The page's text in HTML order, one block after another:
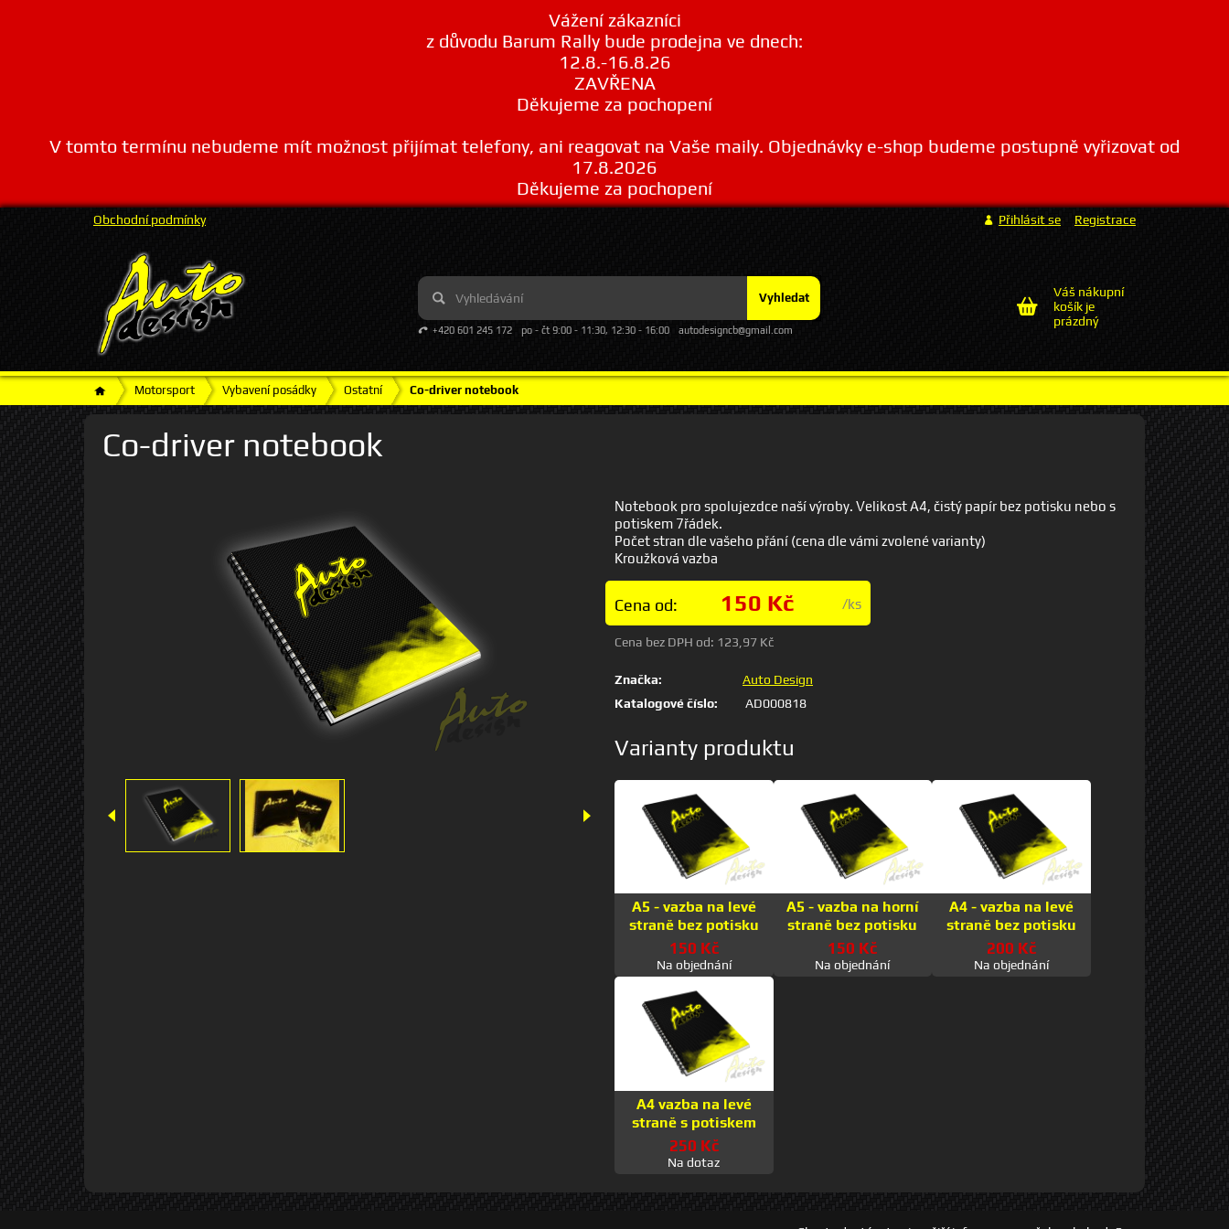
Vážení zákazníci
z důvodu Barum Rally bude prodejna ve dnech:
12.8.-16.8.26
ZAVŘENA
Děkujeme za pochopení
V tomto termínu nebudeme mít možnost přijímat telefony, ani reagovat na Vaše maily. Objednávky e-shop budeme postupně vyřizovat od
17.8.2026
Děkujeme za pochopení
Vyhledat
+420 601 245 172 po - čt 9:00 - 11:30, 12:30 - 16:00 autodesigncb@gmail.com
Obchodní podmínky Přihlásit se Registrace
Váš nákupní
košík je
prázdný
Motorsport Vybavení posádky Ostatní Co-driver notebook
Co-driver notebook
Notebook pro spolujezdce naší výroby. Velikost A4, čistý papír bez potisku nebo s
potiskem 7řádek.
Počet stran dle vašeho přání (cena dle vámi zvolené varianty)
Kroužková vazba
Cena od: 150 Kč /ks
Cena bez DPH od: 123,97 Kč
Značka:
Auto Design
Katalogové číslo:
AD000818
Varianty produktu
A5 - vazba na levé
straně bez potisku
150 Kč
Na objednání
A5 - vazba na horní
straně bez potisku
150 Kč
Na objednání
A4 - vazba na levé
straně bez potisku
200 Kč
Na objednání
A4 vazba na levé
straně s potiskem
250 Kč
Na dotaz